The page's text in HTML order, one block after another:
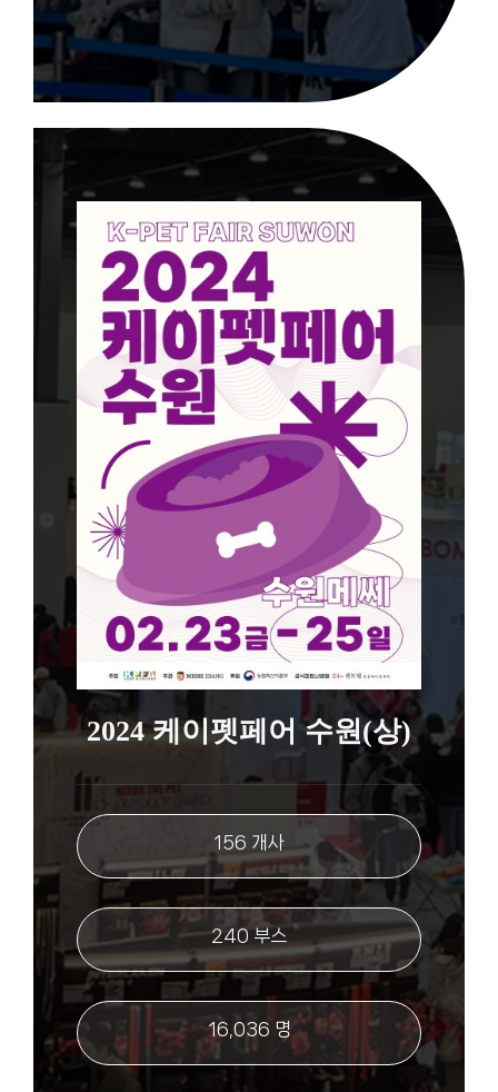
2024 케이펫페어 수원(상)
156 개사
240 부스
16,036 명